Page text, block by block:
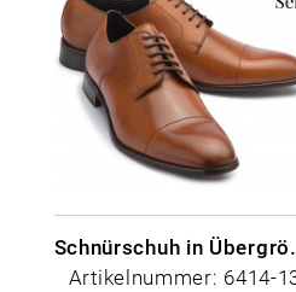
Artikelnummer: 6414-